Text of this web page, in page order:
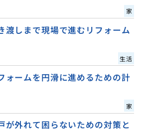
家
渡しまで現場で進むリフォーム
生活
ォームを円滑に進めるための計
家
が外れて困らないための対策と